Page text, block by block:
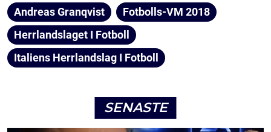
Andreas Granqvist
Fotbolls-VM 2018
Herrlandslaget I Fotboll
Italiens Herrlandslag I Fotboll
SENASTE